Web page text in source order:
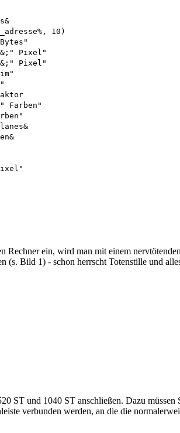
Rechner ein, wird man mit einem
(s. Bild 1) - schon herrscht Totenstille und
ST und 1040 ST anschließen. Dazu
verbunden werden, an die die